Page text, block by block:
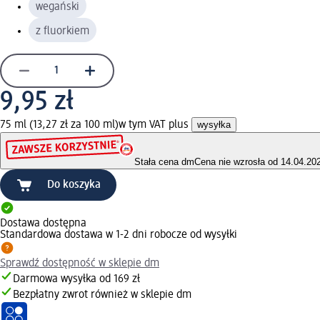
wegański
z fluorkiem
9,95 zł
75 ml (13,27 zł za 100 ml)w tym VAT plus wysyłka
Stała cena dmCena nie wzrosła od
Do koszyka
Dostawa dostępna
Standardowa dostawa w 1-2 dni robocze od wysyłki
Sprawdź dostępność w sklepie dm
Darmowa wysyłka od 169 zł
Bezpłatny zwrot również w sklepie dm